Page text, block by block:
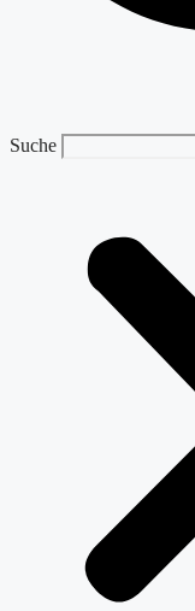
Suche